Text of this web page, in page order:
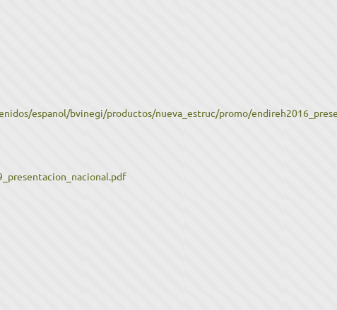
espanol/bvinegi/productos/nueva_estruc/promo/